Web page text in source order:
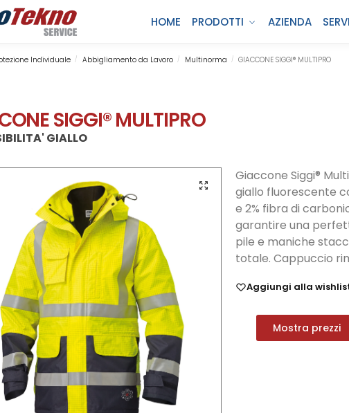
HOME PRODOTTI AZIENDA
Individuale / Abbigliamento da Lavoro / Multinorma / GIACCONE SIGGI® MULTIPRO
SIGGI® MULTIPRO
GIALLO
Giaccone Siggi®
giallo fluorescente
e 2% fibra di
garantire una
pile e maniche
totale. Cappuccio
Aggiungi alla
Mostra prezzi